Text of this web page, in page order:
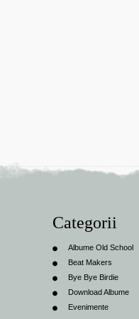
Categorii
Albume Old School
Beat Makers
Bye Bye Birdie
Download Albume
Evenimente